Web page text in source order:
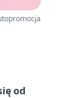
od